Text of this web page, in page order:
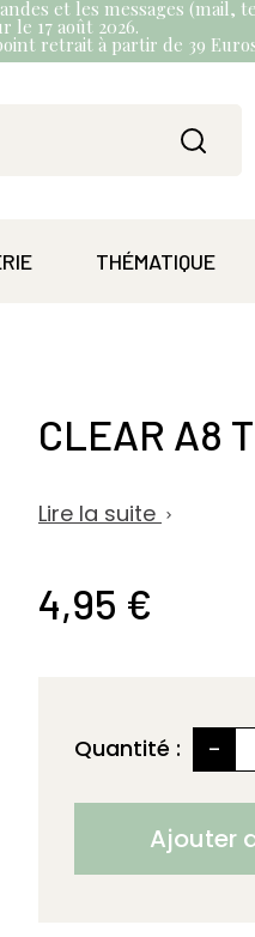
et les messages (mail,
17 août 2026.
retrait à partir de 39
THÉMATIQUE
CLEAR A8
Lire la suite 
4,95 €
Quantité : -
Ajouter